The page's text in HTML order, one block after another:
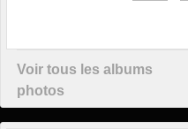
Voir tous les albums
photos